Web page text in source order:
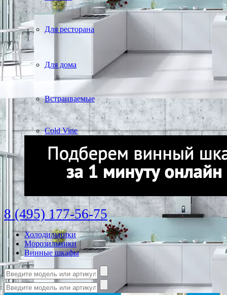
Для ресторана
Для дома
Встраиваемые
Cold Vine
8 (495) 177-56-75
Холодильники
Морозильники
Винные шкафы